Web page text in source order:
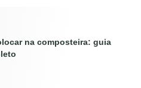
na composteira: guia